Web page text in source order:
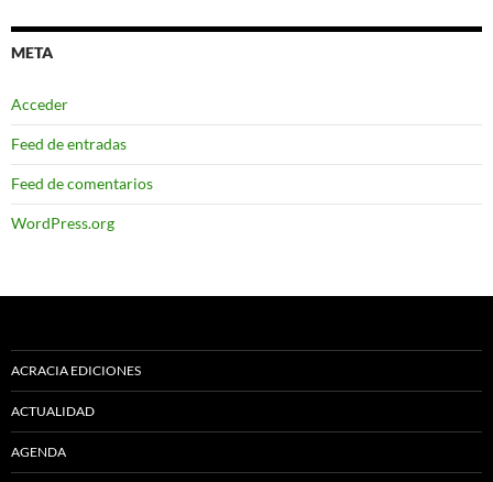
META
Acceder
Feed de entradas
Feed de comentarios
WordPress.org
ACRACIA EDICIONES
ACTUALIDAD
AGENDA